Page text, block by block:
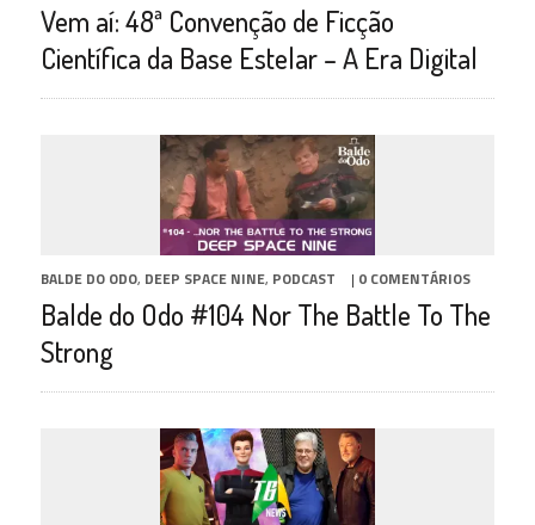
Vem aí: 48ª Convenção de Ficção
Científica da Base Estelar – A Era Digital
BALDE DO ODO, DEEP SPACE NINE, PODCAST | 0 COMENTÁRIOS
Balde do Odo #104 Nor The Battle To The
Strong